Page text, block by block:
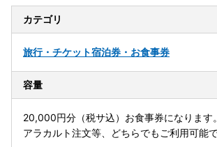
カテゴリ
旅行・チケット宿泊券・お食事券
容量
20,000円分（税サ込）お食事券になります
アラカルト注文等、どちらでもご利用可能で